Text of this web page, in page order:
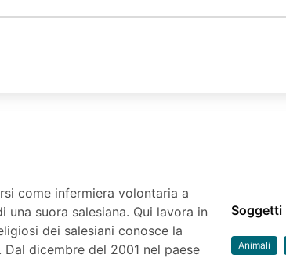
come infermiera volontaria a
una suora salesiana. Qui lavora in
dei salesiani conosce la
dicembre del 2001 nel paese
Soggetti
Animali